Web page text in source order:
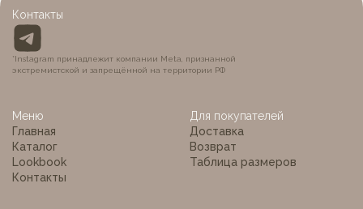
Меню
Главная
Каталог
Lookbook
Контакты
Для покупателей
Доставка
Возврат
Таблица размеров
Контакты
*Instagram принадлежит компании Meta, признанной
экстремистской и запрещённой на территории РФ